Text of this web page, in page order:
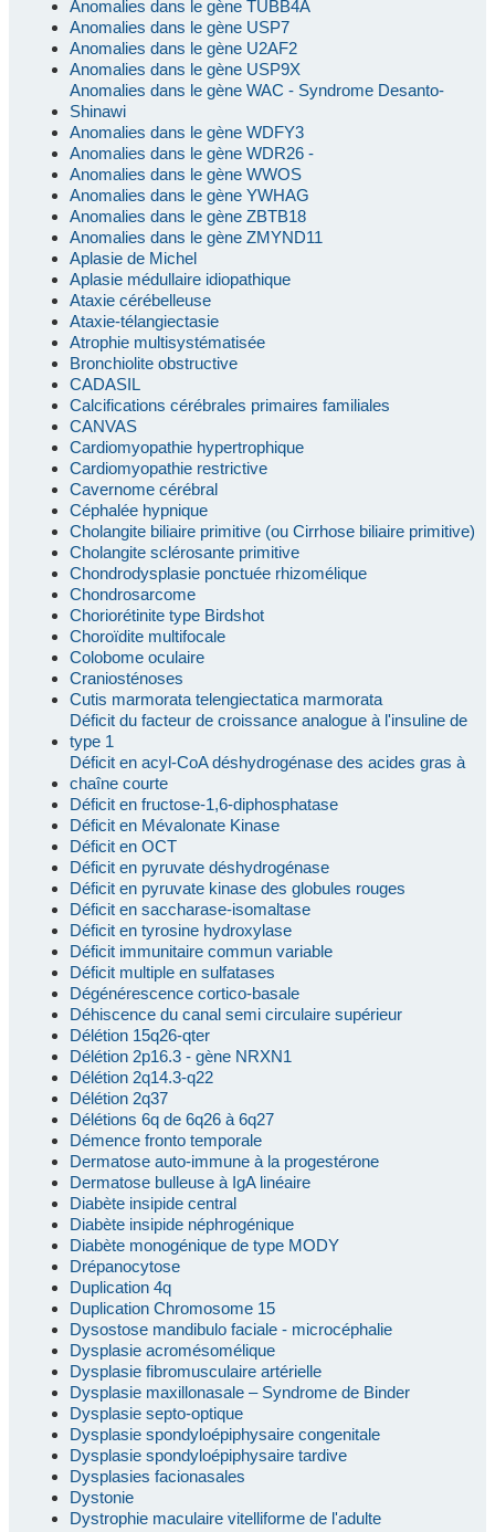
Anomalies dans le gène TUBB4A
Anomalies dans le gène USP7
Anomalies dans le gène U2AF2
Anomalies dans le gène USP9X
Anomalies dans le gène WAC - Syndrome Desanto-
Shinawi
Anomalies dans le gène WDFY3
Anomalies dans le gène WDR26 -
Anomalies dans le gène WWOS
Anomalies dans le gène YWHAG
Anomalies dans le gène ZBTB18
Anomalies dans le gène ZMYND11
Aplasie de Michel
Aplasie médullaire idiopathique
Ataxie cérébelleuse
Ataxie-télangiectasie
Atrophie multisystématisée
Bronchiolite obstructive
CADASIL
Calcifications cérébrales primaires familiales
CANVAS
Cardiomyopathie hypertrophique
Cardiomyopathie restrictive
Cavernome cérébral
Céphalée hypnique
Cholangite biliaire primitive (ou Cirrhose biliaire primitive)
Cholangite sclérosante primitive
Chondrodysplasie ponctuée rhizomélique
Chondrosarcome
Choriorétinite type Birdshot
Choroïdite multifocale
Colobome oculaire
Craniosténoses
Cutis marmorata telengiectatica marmorata
Déficit du facteur de croissance analogue à l'insuline de
type 1
Déficit en acyl-CoA déshydrogénase des acides gras à
chaîne courte
Déficit en fructose-1,6-diphosphatase
Déficit en Mévalonate Kinase
Déficit en OCT
Déficit en pyruvate déshydrogénase
Déficit en pyruvate kinase des globules rouges
Déficit en saccharase-isomaltase
Déficit en tyrosine hydroxylase
Déficit immunitaire commun variable
Déficit multiple en sulfatases
Dégénérescence cortico-basale
Déhiscence du canal semi circulaire supérieur
Délétion 15q26-qter
Délétion 2p16.3 - gène NRXN1
Délétion 2q14.3-q22
Délétion 2q37
Délétions 6q de 6q26 à 6q27
Démence fronto temporale
Dermatose auto-immune à la progestérone
Dermatose bulleuse à IgA linéaire
Diabète insipide central
Diabète insipide néphrogénique
Diabète monogénique de type MODY
Drépanocytose
Duplication 4q
Duplication Chromosome 15
Dysostose mandibulo faciale - microcéphalie
Dysplasie acromésomélique
Dysplasie fibromusculaire artérielle
Dysplasie maxillonasale – Syndrome de Binder
Dysplasie septo-optique
Dysplasie spondyloépiphysaire congenitale
Dysplasie spondyloépiphysaire tardive
Dysplasies facionasales
Dystonie
Dystrophie maculaire vitelliforme de l'adulte